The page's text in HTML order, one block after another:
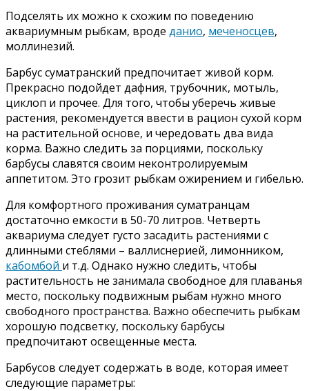
Подселять их можно к схожим по поведению
аквариумным рыбкам, вроде данио, меченосцев,
моллинезий.
Барбус суматранский предпочитает живой корм.
Прекрасно подойдет дафния, трубочник, мотыль,
циклоп и прочее. Для того, чтобы уберечь живые
растения, рекомендуется ввести в рацион сухой корм
на растительной основе, и чередовать два вида
корма. Важно следить за порциями, поскольку
барбусы славятся своим неконтролируемым
аппетитом. Это грозит рыбкам ожирением и гибелью.
Для комфортного проживания суматранцам
достаточно емкости в 50-70 литров. Четверть
аквариума следует густо засадить растениями с
длинными стеблями – валлиснерией, лимонником,
кабомбой и т.д. Однако нужно следить, чтобы
растительность не занимала свободное для плаванья
место, поскольку подвижным рыбам нужно много
свободного пространства. Важно обеспечить рыбкам
хорошую подсветку, поскольку барбусы
предпочитают освещенные места.
Барбусов следует содержать в воде, которая имеет
следующие параметры: